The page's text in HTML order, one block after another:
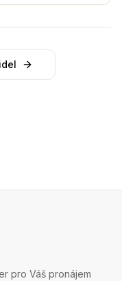
pro Váš pronájem